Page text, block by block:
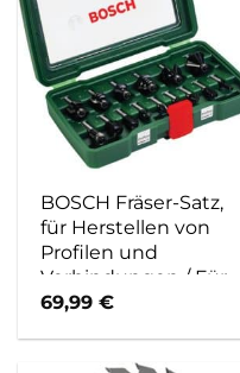
BOSCH Fräser-Satz,
für Herstellen von
Profilen und
Verbindungen / Für
Oberfräsen mit 8
69,99€